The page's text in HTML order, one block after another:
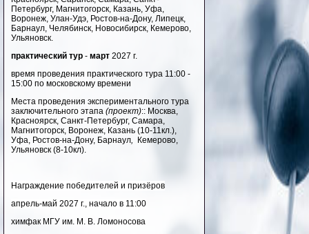
Петербург, Магнитогорск, Казань, Уфа,
Воронеж, Улан-Удэ, Ростов-на-Дону, Липецк,
Барнаул, Челябинск, Новосибирск, Кемерово,
Ульяновск.
практический тур - март 2027 г.
время проведения практического тура 11:00 -
15:00 по московскому времени
Места проведения экспериментального тура
заключительного этапа (проект):: Москва,
Красноярск, Санкт-Петербург, Самара,
Магнитогорск, Воронеж, Казань (10-11кл.),
Уфа, Ростов-на-Дону, Барнаул,
Кемерово,
Ульяновск (8-10кл).
Награждение победителей и призёров
апрель-май 2027 г., начало в 11:00
химфак МГУ им. М. В. Ломоносова